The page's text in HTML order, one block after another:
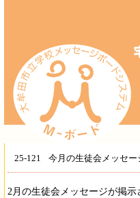
25-121 今月の生徒会メッセー
2月の生徒会メッセージが掲